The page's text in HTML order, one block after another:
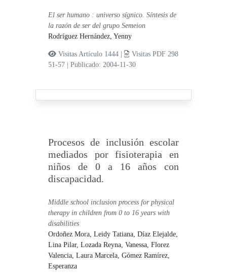
El ser humano : universo sígnico. Síntesis de
la razón de ser del grupo Semeion
Rodríguez Hernández, Yenny
Visitas Artículo 1444 |
Visitas PDF 298
51-57
|Publicado: 2004-11-30
Procesos de inclusión escolar
mediados por fisioterapia en
niños de 0 a 16 años con
discapacidad.
Middle school inclusion process for physical
therapy in children from 0 to 16 years with
disabilities
Ordoñez Mora, Leidy Tatiana,Díaz Elejalde,
Lina Pilar,Lozada Reyna, Vanessa,Florez
Valencia, Laura Marcela,Gómez Ramírez,
Esperanza